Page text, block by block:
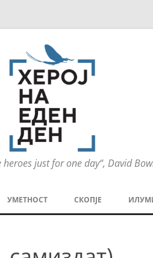
heroes just for one day“, David
содржината
УМЕТНОСТ СКОПЈЕ